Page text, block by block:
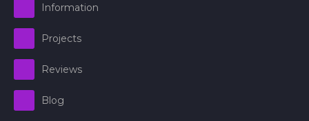
Information
Projects
Reviews
Blog